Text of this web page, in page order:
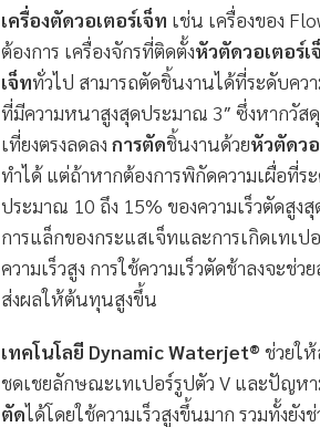
เครื่องตัดวอเตอร์เจ็ท เช่น เครื่องของ
ต้องการ เครื่องจักรที่ติดตั้งหัวตัดวอเตอร์เ
เจ็ททั่วไป สามารถตัดชิ้นงานได้ที่ระดับค
ที่มีความหนาสูงสุดประมาณ 3″ ซึ่งหากวั
เที่ยงตรงลดลง การตัดชิ้นงานด้วยหัวตัดว
ทำได้ แต่ถ้าหากต้องการพิกัดความเผื่อที่ร
ประมาณ 10 ถึง 15% ของความเร็วตัดสูง
การแล็กของกระแสเจ็ทและการเกิดเทเ
ความเร็วสูง การใช้ความเร็วตัดช้าลงจะ
ส่งผลให้ต้นทุนสูงขึ้น
เทคโนโลยี Dynamic Waterjet® ช่วยใ
ชดเชยลักษณะเทเปอร์รูปตัว V และปัญห
ตัดได้โดยใช้ความเร็วสูงขึ้นมาก รวมทั้งยั